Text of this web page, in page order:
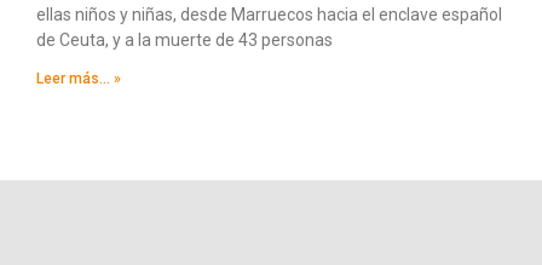
ellas niños y niñas, desde Marruecos hacia el enclave español
de Ceuta, y a la muerte de 43 personas
Leer más... »